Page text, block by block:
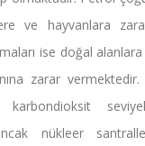
ve hayvanlara
ise doğal
zarar
karbondioksit
nükleer